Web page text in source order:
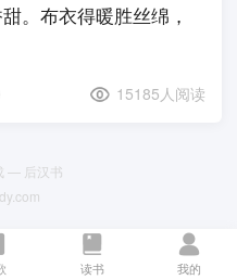
读书 我的
。布衣得暖胜丝绵，
15185人阅读
— 后汉书